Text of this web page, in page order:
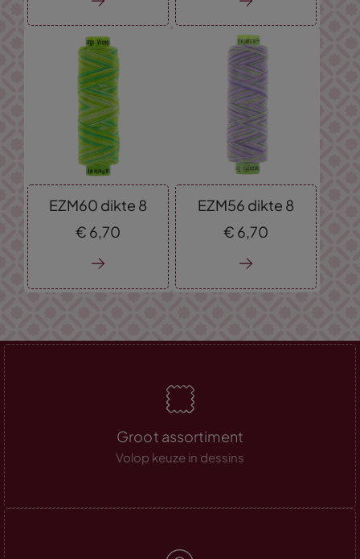
EZM60 dikte 8
€ 6, 70
EZM56 dikte 8
€ 6, 70
Groot assortiment
Volop keuze in dessins